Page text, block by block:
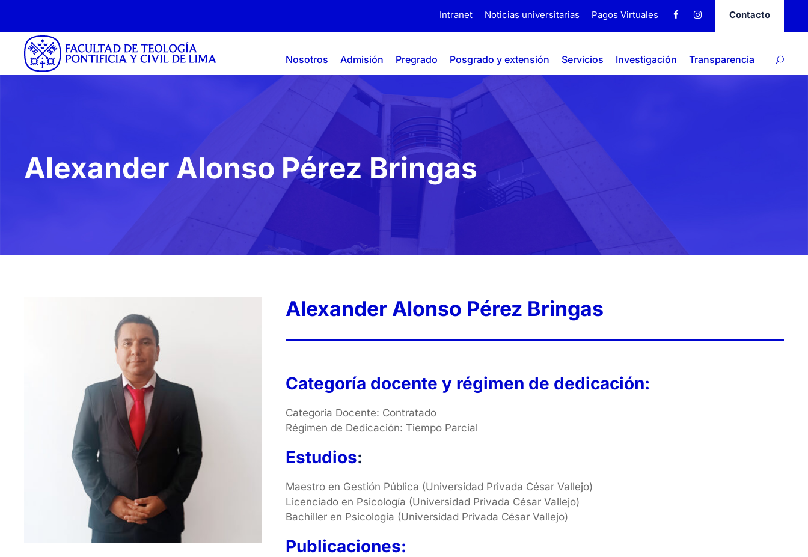
Intranet Noticias universitarias Pagos Virtuales Contacto
Nosotros Admisión Pregrado Posgrado y extensión Servicios Investigación Transparencia
Alexander Alonso Pérez Bringas
Alexander Alonso Pérez Bringas
Categoría docente y régimen de dedicación:
Categoría Docente: Contratado
Régimen de Dedicación: Tiempo Parcial
Estudios:
Maestro en Gestión Pública (Universidad Privada César Vallejo)
Licenciado en Psicología (Universidad Privada César Vallejo)
Bachiller en Psicología (Universidad Privada César Vallejo)
Publicaciones: